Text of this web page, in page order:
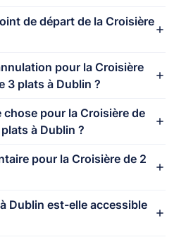
de départ de la Croisière
pour la Croisière
3 plats à Dublin ?
pour la Croisière de
à Dublin ?
pour la Croisière de 2
Dublin est-elle accessible